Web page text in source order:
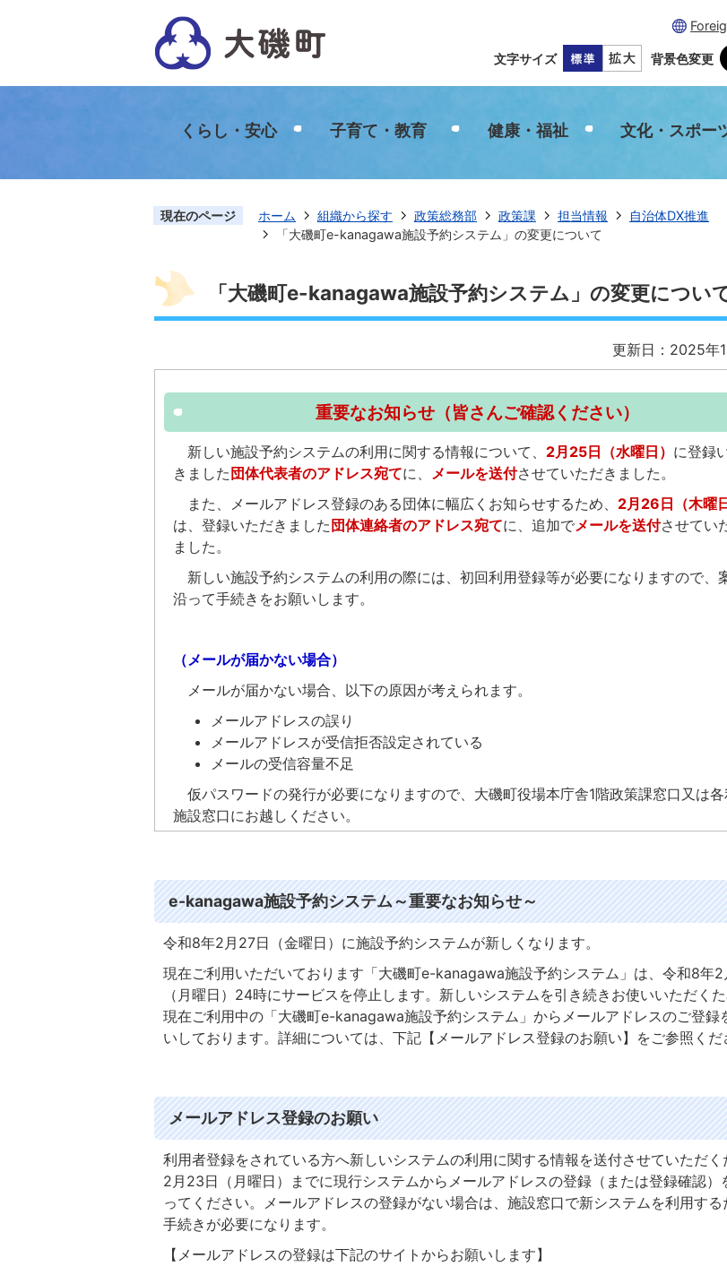
文字サイズ 背景色変更
くらし・安心 子育て・教育 健康・福祉 文化・スポー
現在のページ ホーム 組織から探す 政策総務部 政策課 担当情報
自治体DX推進
「大磯町e-kanagawa施設予約システム」の変更について
「大磯町e-kanagawa施設予約システム」の変更につい
更新日：2025年
重要なお知らせ（皆さんご確認ください）
新しい施設予約システムの利用に関する情報について、 2月25日（水曜日） に登録
きました 団体代表者のアドレス宛てに、 メールを送付させていただきました。
また、メールアドレス登録のある団体に幅広くお知らせするため、 2月26日（木曜
は、登録いただきました 団体連絡者のアドレス宛てに、追加でメールを送付させてい
ました。
新しい施設予約システムの利用の際には、初回利用登録等が必要になりますので、
沿って手続きをお願いします。
（メールが届かない場合）
メールが届かない場合、以下の原因が考えられます。
メールアドレスの誤り
メールアドレスが受信拒否設定されている
メールの受信容量不足
仮パスワードの発行が必要になりますので、大磯町役場本庁舎1階政策課窓口又は各
施設窓口にお越しください。
e-kanagawa施設予約システム～重要なお知らせ～
令和8年2月27日（金曜日）に施設予約システムが新しくなります。
現在ご利用いただいております「大磯町e-kanagawa施設予約システム」は、令和8年2
（月曜日）24時にサービスを停止します。新しいシステムを引き続きお使いいただくた
現在ご利用中の「大磯町e-kanagawa施設予約システム」からメールアドレスのご登録
いしております。詳細については、下記【メールアドレス登録のお願い】をご参照くだ
メールアドレス登録のお願い
利用者登録をされている方へ新しいシステムの利用に関する情報を送付させていただく
2月23日（月曜日）までに現行システムからメールアドレスの登録（または登録確認）
ってください。メールアドレスの登録がない場合は、施設窓口で新システムを利用する
手続きが必要になります。
【メールアドレスの登録は下記のサイトからお願いします】